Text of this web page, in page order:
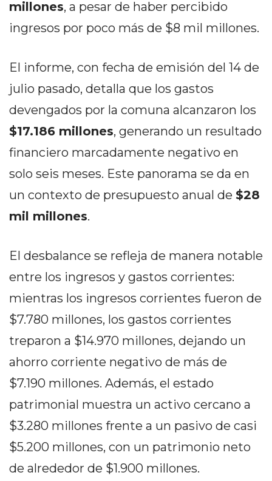
VENTA POR WHATSAPP
DE COMIDA POR
WHATSAPP: LA GUÍA
DEFINITIVA PARA
RESTAURANTES Y
DELIVERIES
CÓMO ORGANIZAR LOS
PEDIDOS DE DELIVERY
AYUDA
TÉRMINOS
Y
POLÍTICAS
DE
PRIVACIDAD
DEL
millones, a pesar de haber percibido
ingresos por poco más de $8 mil millones.
El informe, con fecha de emisión del 14 de
julio pasado, detalla que los gastos
devengados por la comuna alcanzaron los
$17.186 millones, generando un resultado
financiero marcadamente negativo en
solo seis meses. Este panorama se da en
un contexto de presupuesto anual de $28
mil millones.
El desbalance se refleja de manera notable
entre los ingresos y gastos corrientes:
mientras los ingresos corrientes fueron de
$7.780 millones, los gastos corrientes
treparon a $14.970 millones, dejando un
ahorro corriente negativo de más de
$7.190 millones. Además, el estado
patrimonial muestra un activo cercano a
$3.280 millones frente a un pasivo de casi
$5.200 millones, con un patrimonio neto
de alrededor de $1.900 millones.